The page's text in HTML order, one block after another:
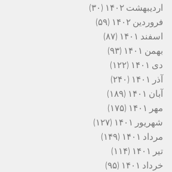
اردیبهشت ۱۴۰۲
(۳۰)
فروردین ۱۴۰۲
(۵۹)
اسفند ۱۴۰۱
(۸۷)
بهمن ۱۴۰۱
(۹۳)
دی ۱۴۰۱
(۱۲۲)
آذر ۱۴۰۱
(۲۴۰)
آبان ۱۴۰۱
(۱۸۹)
مهر ۱۴۰۱
(۱۷۵)
شهریور ۱۴۰۱
(۱۲۷)
مرداد ۱۴۰۱
(۱۴۹)
تیر ۱۴۰۱
(۱۱۴)
خرداد ۱۴۰۱
(۹۵)